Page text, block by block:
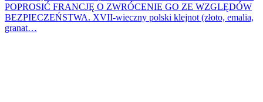
POPROSIĆ FRANCJĘ O ZWRÓCENIE GO ZE WZGLĘDÓW
BEZPIECZEŃSTWA. XVII-wieczny polski klejnot (złoto, emalia,
granat…